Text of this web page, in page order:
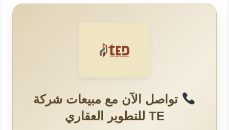
تواصل الآن مع مبيعات شركة
TE للتطوير العقاري